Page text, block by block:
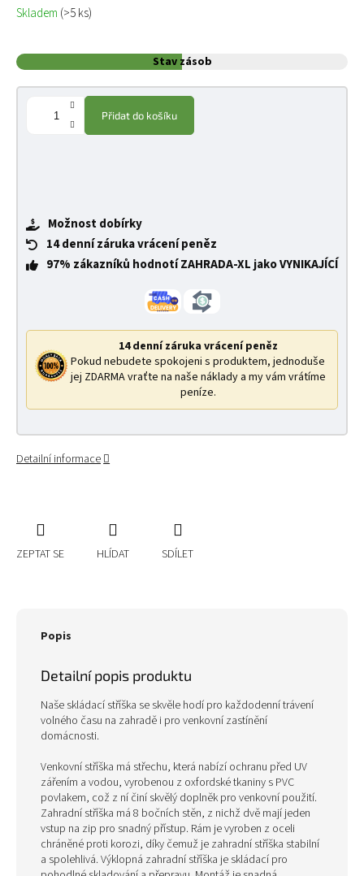
Měrná cena:
Skladem (>5 ks)
Stav zásob
Přidat do košíku
Možnost dobírky
14 denní záruka vrácení peněz
97% zákazníků hodnotí ZAHRADA-XL jako VYNIKAJÍCÍ
14 denní záruka vrácení peněz
Pokud nebudete spokojeni s produktem, jednoduše
jej ZDARMA vraťte na naše náklady a my vám vrátíme
peníze.
Detailní informace
ZEPTAT SE HLÍDAT SDÍLET
Popis
Detailní popis produktu
Naše skládací stříška se skvěle hodí pro každodenní trávení
volného času na zahradě i pro venkovní zastínění
domácnosti.
Venkovní stříška má střechu, která nabízí ochranu před UV
zářením a vodou, vyrobenou z oxfordské tkaniny s PVC
povlakem, což z ní činí skvělý doplněk pro venkovní použití.
Zahradní stříška má 8 bočních stěn, z nichž dvě mají jeden
vstup na zip pro snadný přístup. Rám je vyroben z oceli
chráněné proti korozi, díky čemuž je zahradní stříška stabilní
a spolehlivá. Výklopná zahradní stříška je skládací pro